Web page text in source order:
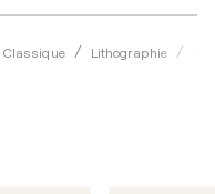
Classique Lithographie